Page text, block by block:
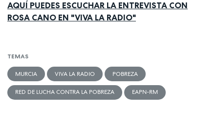
AQUÍ PUEDES ESCUCHAR LA ENTREVISTA CON
ROSA CANO EN "VIVA LA RADIO"
TEMAS
MURCIA VIVA LA RADIO POBREZA
RED DE LUCHA CONTRA LA POBREZA EAPN-RM